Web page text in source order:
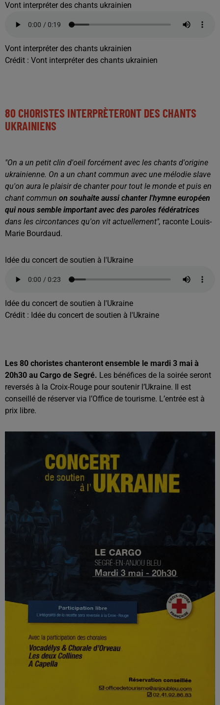
Vont interpréter des chants ukrainien
Vont interpréter des chants ukrainien
Crédit : Vont interpréter des chants ukrainien
80 CHORISTES INTERPRÈTERONT DES CHANTS
UKRAINIENS
"On a un petit clin d'oeil forcément avec les chants d'origine
ukrainienne. On a un chant commun avec une mélodie slave
qu'on aura le plaisir de chanter pour tout le monde et puis en
chant commun on souhaite aussi chanter l'hymne européen
qui nous semble important avec des paroles fédératrices
dans les circontances qu'on vit actuellement", raconte Louis-
Marie Bourdaud.
Idée du concert de soutien à l'Ukraine
Idée du concert de soutien à l'Ukraine
Crédit : Idée du concert de soutien à l'Ukraine
Les 80 choristes chanteront ensemble le mardi 3 mai à
20h30 au Cargo de Segré. Les bénéfices de la soirée seront
reversés à la Croix-Rouge pour soutenir l’Ukraine. Il est
conseillé de réserver via l’Office de tourisme. L’entrée est à
prix libre.